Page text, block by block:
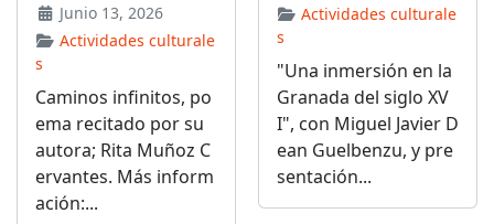
Junio 13, 2026
Actividades culturale
s
Caminos infinitos, po
ema recitado por su
autora; Rita Muñoz C
ervantes. Más inform
ación:...
Actividades culturale
s
"Una inmersión en la
Granada del siglo XV
I", con Miguel Javier D
ean Guelbenzu, y pre
sentación...